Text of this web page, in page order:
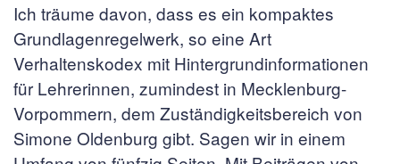
Ich träume davon, dass es ein kompaktes
Grundlagenregelwerk, so eine Art
Verhaltenskodex mit Hintergrundinformationen
für Lehrerinnen, zumindest in Mecklenburg-
Vorpommern, dem Zuständigkeitsbereich von
Simone Oldenburg gibt. Sagen wir in einem